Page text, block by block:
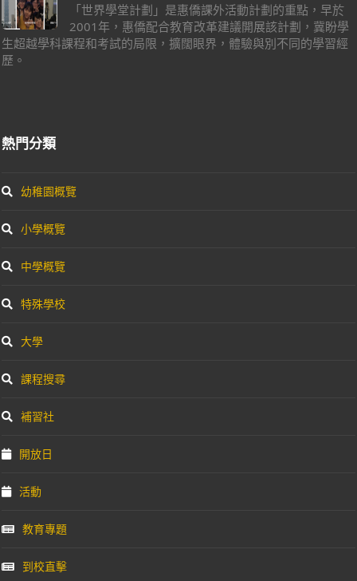
「世界學堂計劃」是惠僑課外活動計劃的重點，早於
2001年，惠僑配合教育改革建議開展該計劃，冀盼學
生超越學科課程和考試的局限，擴闊眼界，體驗與別不同的學習經
歷。
熱門分類
幼稚園概覽
小學概覽
中學概覽
特殊學校
大學
課程搜尋
補習社
開放日
活動
教育專題
到校直擊